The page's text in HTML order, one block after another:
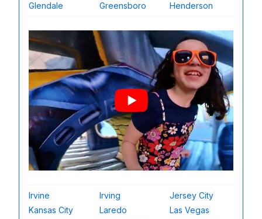
Glendale
Greensboro Henderson
Irvine Irving
Jersey City
Kansas City
Laredo
Las Vegas